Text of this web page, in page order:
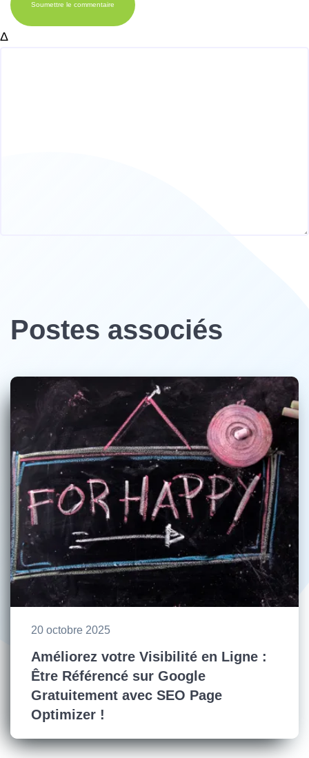
Soumettre le commentaire
Δ
Postes associés
20 octobre 2025
Améliorez votre Visibilité en Ligne :
Être Référencé sur Google
Gratuitement avec SEO Page
Optimizer !